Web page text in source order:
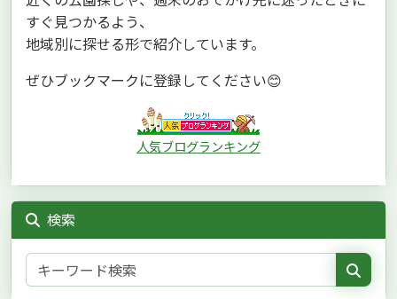
すぐ見つかるよう、
地域別に探せる形で紹介しています。
ぜひブックマークに登録してください😊
人気ブログランキング
検索